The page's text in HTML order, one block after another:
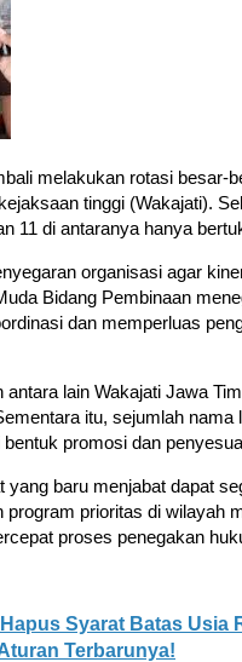
melakukan rotasi besar-
tinggi (Wakajati).
11 di antaranya hanya
organisasi agar
Bidang Pembinaan
dan memperluas
lain Wakajati Jawa
itu, sejumlah nama
promosi dan
yang baru menjabat dapat
prioritas di wilayah
proses penegakan
Syarat Batas Usia
Terbarunya!